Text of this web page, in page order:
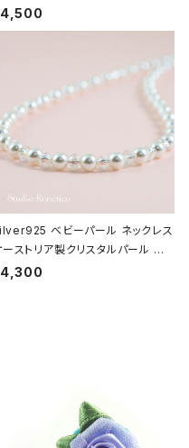
ール 40cmプラスアジャスター
46
ベビーパール ネックレス
ーストリア製クリスタルパール グラ
プラス bn-41